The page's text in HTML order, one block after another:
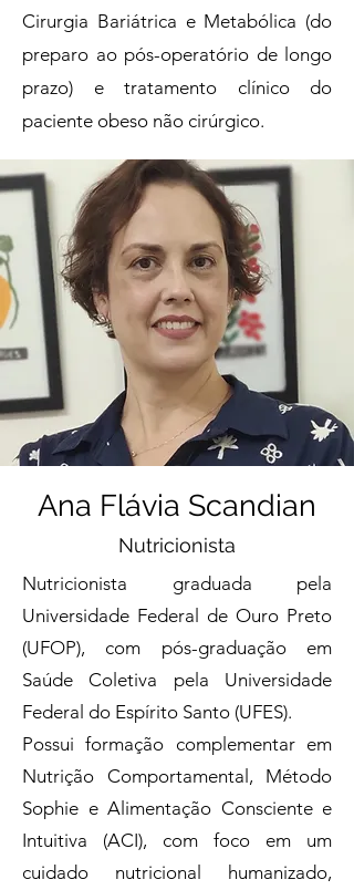
Cirurgia Bariátrica e Metabólica (do
preparo ao pós-operatório de longo
prazo) e tratamento clínico do
paciente obeso não cirúrgico.
Ana Flávia Scandian
Nutricionista
Nutricionista graduada pela
Universidade Federal de Ouro Preto
(UFOP), com pós-graduação em
Saúde Coletiva pela Universidade
Federal do Espírito Santo (UFES).
Possui formação complementar em
Nutrição Comportamental, Método
Sophie e Alimentação Consciente e
Intuitiva (ACI), com foco em um
cuidado nutricional humanizado,